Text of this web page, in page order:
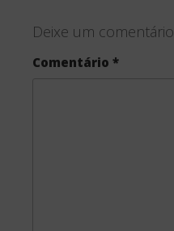
e
Deixe um comentário
Comentário *